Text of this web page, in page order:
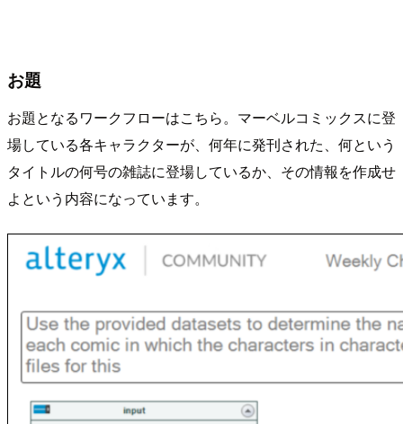
お題
お題となるワークフローはこちら。マーベルコミックスに登
場している各キャラクターが、何年に発刊された、何という
タイトルの何号の雑誌に登場しているか、その情報を作成せ
よという内容になっています。